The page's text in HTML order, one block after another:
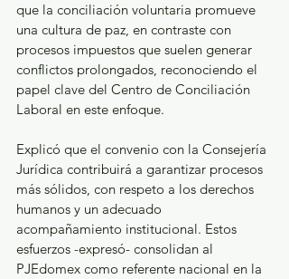
que la conciliación voluntaria promueve
una cultura de paz, en contraste con
procesos impuestos que suelen generar
conflictos prolongados, reconociendo el
papel clave del Centro de Conciliación
Laboral en este enfoque.
Explicó que el convenio con la Consejería
Jurídica contribuirá a garantizar procesos
más sólidos, con respeto a los derechos
humanos y un adecuado
acompañamiento institucional. Estos
esfuerzos -expresó- consolidan al
PJEdomex como referente nacional en la